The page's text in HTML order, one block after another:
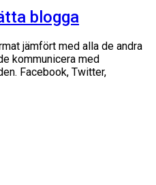
blogga
jämfört med alla de andra
kommunicera med
Facebook, Twitter,